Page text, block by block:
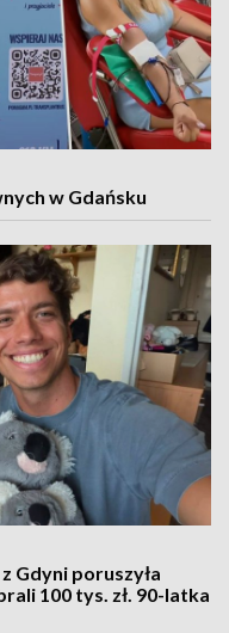
w Gdańsku
Gdyni poruszyła
100 tys. zł. 90-latka